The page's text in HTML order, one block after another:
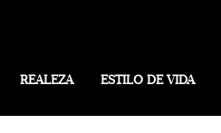
REALEZA ESTILO DE VIDA